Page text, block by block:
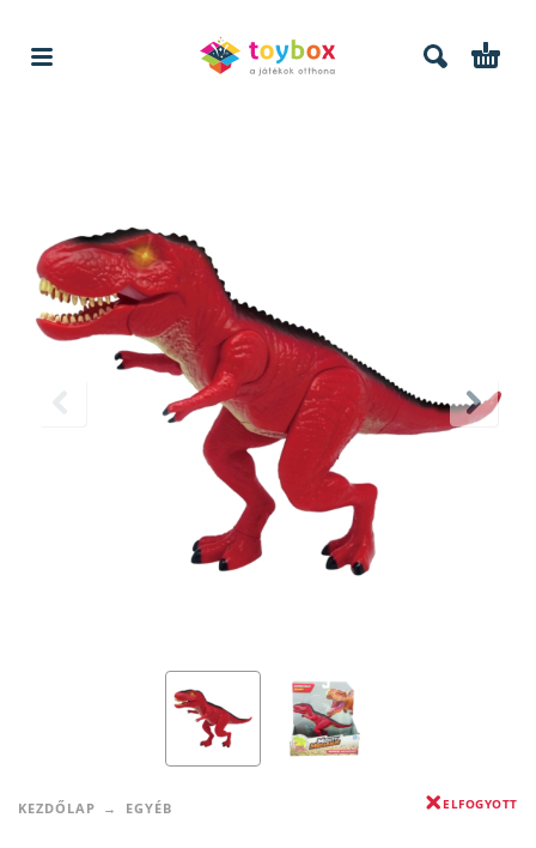
KEZDŐLAP EGYÉB ELFOGYOTT